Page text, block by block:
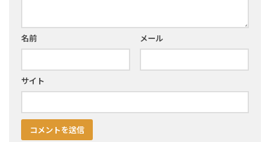
名前 メール
サイト